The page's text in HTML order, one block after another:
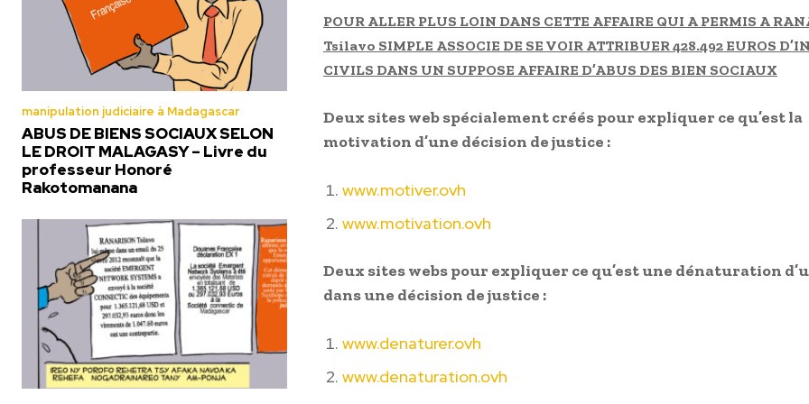
manipulation judiciaire à Madagascar
ABUS DE BIENS SOCIAUX SELON
LE DROIT MALAGASY – Livre du
professeur Honoré
Rakotomanana
POUR ALLER PLUS LOIN DANS CETTE AFFAIRE QUI A PERMIS A
Tsilavo SIMPLE ASSOCIE DE SE VOIR ATTRIBUER 428.492 EUROS
CIVILS DANS UN SUPPOSE AFFAIRE D’ABUS DES BIEN SOCIAUX
Deux sites web spécialement créés pour expliquer ce qu’est la
motivation d’une décision de justice :
www.motiver.ovh
www.motivation.ovh
Deux sites webs pour expliquer ce qu’est une dénaturation
dans une décision de justice :
www.denaturer.ovh
www.denaturation.ovh